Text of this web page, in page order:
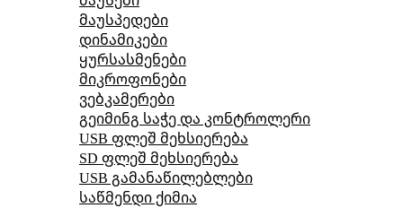
მაუსპედები
დინამიკები
ყურსასმენები
მიკროფონები
ვებკამერები
გეიმინგ საჭე და კონტროლერი
USB ფლეშ მეხსიერება
SD ფლეშ მეხსიერება
USB გამანაწილებლები
საწმენდი ქიმია